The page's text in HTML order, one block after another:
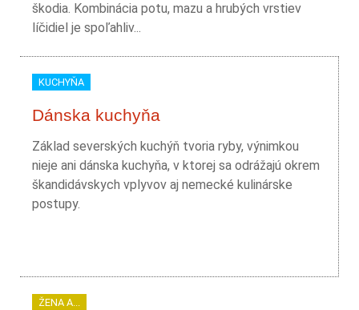
škodia. Kombinácia potu, mazu a hrubých vrstiev
líčidiel je spoľahliv...
KUCHYŇA
Dánska kuchyňa
Základ severských kuchýň tvoria ryby, výnimkou
nieje ani dánska kuchyňa, v ktorej sa odrážajú okrem
škandidávskych vplyvov aj nemecké kulinárske
postupy.
ŽENA A...